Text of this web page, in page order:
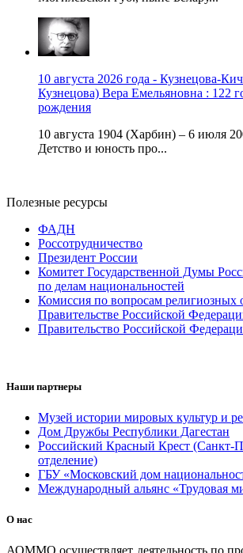
10 августа 2026 года - Кузнецова-
Кузнецова) Вера Емельяновна : 122
рождения
10 августа 1904 (Харбин) – 6 июля
Детство и юность про...
Полезные ресурсы
ФАДН
Россотрудничество
Президент России
Комитет Государственной Думы
по делам национальностей
Комиссия по вопросам религиозных
Правительстве Российской
Правительство Российской
Наши партнеры
Музей истории мировых культур и
Дом Дружбы Республики Дагестан
Российский Красный Крест (Санкт-
отделение)
ГБУ «Московский дом
Международный альянс «Трудовая
О нас